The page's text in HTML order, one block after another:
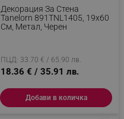
Декорация За Стена
Tanelorn 891TNL1405, 19x60
См, Метал, Черен
ПЦД: 33.70 € / 65.90 лв.
18.36 € / 35.91 лв.
Добави в количка